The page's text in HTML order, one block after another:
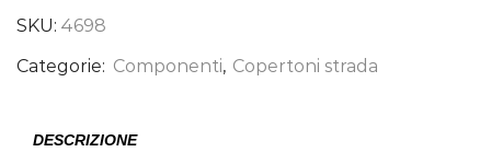
SKU: 4698
Categorie: Componenti, Copertoni strada
DESCRIZIONE